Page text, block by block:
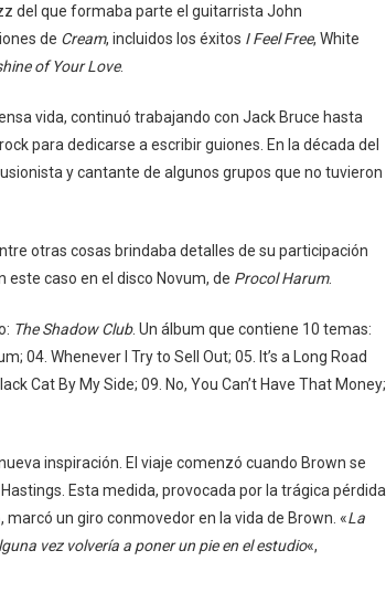
del que formaba parte el guitarrista John
de Cream, incluidos los éxitos I Feel Free, White
of Your Love.
vida, continuó trabajando con Jack Bruce hasta
para dedicarse a escribir guiones. En la década del
y cantante de algunos grupos que no tuvieron
otras cosas brindaba detalles de su participación
caso en el disco Novum, de Procol Harum.
The Shadow Club. Un álbum que contiene 10 temas:
04. Whenever I Try to Sell Out; 05. It’s a Long Road
Cat By My Side; 09. No, You Can’t Have That Money;
inspiración. El viaje comenzó cuando Brown se
Esta medida, provocada por la trágica pérdida
un giro conmovedor en la vida de Brown. «La
vez volvería a poner un pie en el estudio«,